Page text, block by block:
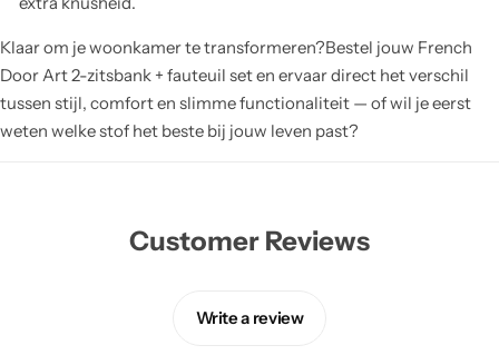
Klaar om je woonkamer te transformeren?Bestel jouw French
Door Art 2-zitsbank + fauteuil set en ervaar direct het verschil
tussen stijl, comfort en slimme functionaliteit — of wil je eerst
weten welke stof het beste bij jouw leven past?
Customer Reviews
Write a review